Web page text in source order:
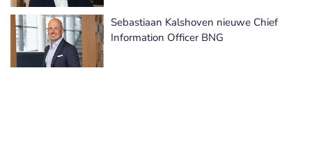
Sebastiaan Kalshoven nieuwe Chief
Information Officer BNG